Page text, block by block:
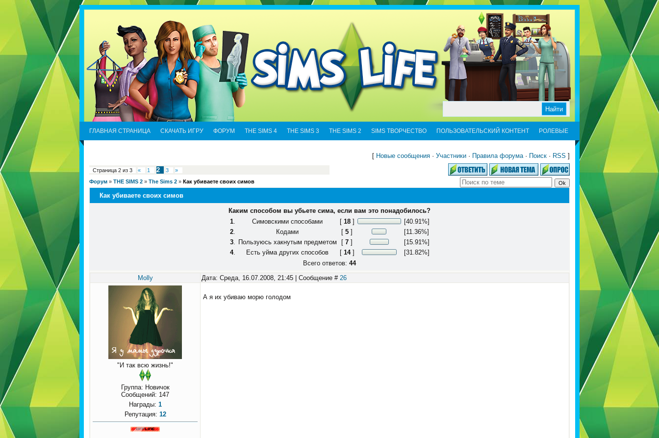
ГЛАВНАЯ СТРАНИЦА СКАЧАТЬ ИГРУ ФОРУМ THE SIMS 4 THE SIMS 3 THE SIMS 2 SIMS ТВОРЧЕСТВО ПОЛЬЗОВАТЕЛЬСКИЙ КОНТЕНТ РОЛЕВЫЕ
[ Новые сообщения · Участники · Правила форума· Поиск · RSS ]
Страница 2 из 3 « 1 2 3
»
Форум » THE SIMS 2 » The Sims 2 » Как убиваете своих симов
Как убиваете своих симов
Каким способом вы убьете сима, если вам это понадобилось?
1. Симовскими способами [ 18]
[40.91%]
2. Кодами [ 5 ]
[11.36%]
3. Пользуюсь хакнутым предметом [ 7 ]
[15.91%]
4. Есть уйма других способов [ 14]
[31.82%]
Всего ответов: 44
Molly
Дата: Среда, 16.07.2008, 21:45 | Сообщение # 26
"И так всю жизнь!"
Группа: Новичок
Сообщений: 147
Награды: 1
Репутация: 12
А я их убиваю морю голодом